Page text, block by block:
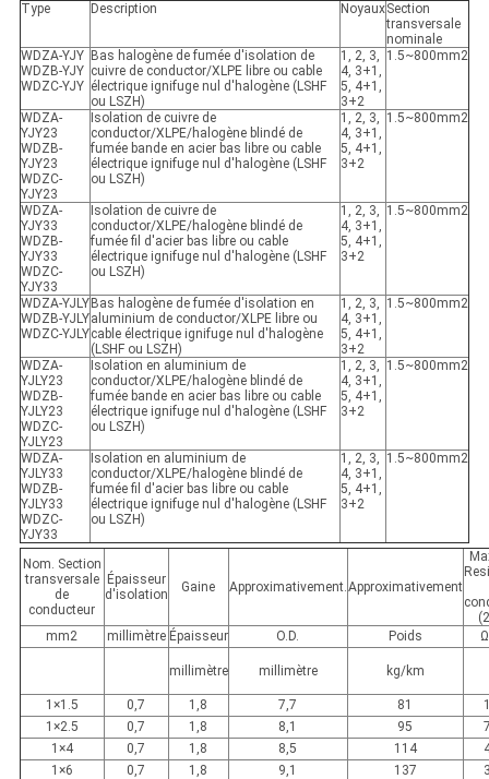
Type Description NoyauxSection
transversale
nominale
WDZA-YJY
WDZB-YJY
WDZC-YJY
Bas halogène de fumée d'isolation de
cuivre de conductor/XLPE libre ou cable
électrique ignifuge nul d'halogène (LSHF
ou LSZH)
1, 2, 3,
4, 3+1,
5, 4+1,
3+2
1.5~800mm2
WDZA-
YJY23
WDZB-
YJY23
WDZC-
YJY23
Isolation de cuivre de
conductor/XLPE/halogène blindé de
fumée bande en acier bas libre ou cable
électrique ignifuge nul d'halogène (LSHF
ou LSZH)
1, 2, 3,
4, 3+1,
5, 4+1,
3+2
1.5~800mm2
WDZA-
YJY33
WDZB-
YJY33
WDZC-
YJY33
Isolation de cuivre de
conductor/XLPE/halogène blindé de
fumée fil d'acier bas libre ou cable
électrique ignifuge nul d'halogène (LSHF
ou LSZH)
1, 2, 3,
4, 3+1,
5, 4+1,
3+2
1.5~800mm2
WDZA-YJLY
WDZB-YJLY
WDZC-YJLY
Bas halogène de fumée d'isolation en
aluminium de conductor/XLPE libre ou
cable électrique ignifuge nul d'halogène
(LSHF ou LSZH)
1, 2, 3,
4, 3+1,
5, 4+1,
3+2
1.5~800mm2
WDZA-
YJLY23
WDZB-
YJLY23
WDZC-
YJLY23
Isolation en aluminium de
conductor/XLPE/halogène blindé de
fumée bande en acier bas libre ou cable
électrique ignifuge nul d'halogène (LSHF
ou LSZH)
1, 2, 3,
4, 3+1,
5, 4+1,
3+2
1.5~800mm2
WDZA-
YJLY33
WDZB-
YJLY33
WDZC-
YJY33
Isolation en aluminium de
conductor/XLPE/halogène blindé de
fumée fil d'acier bas libre ou cable
électrique ignifuge nul d'halogène (LSHF
ou LSZH)
1, 2, 3,
4, 3+1,
5, 4+1,
3+2
1.5~800mm2
Nom. Section
transversale
de
conducteur
Épaisseur
d'isolation
Gaine Approximativement.Approximativement
mm2
millimètre Épaisseur O.D. Poids
millimètre millimètre kg/km
1×1.5 0,7 1,8 7,7 81
1×2.5
0,7 1,8 8,1 95
1×4
0,7 1,8 8,5 114
1×6
0,7 1,8 9,1 137